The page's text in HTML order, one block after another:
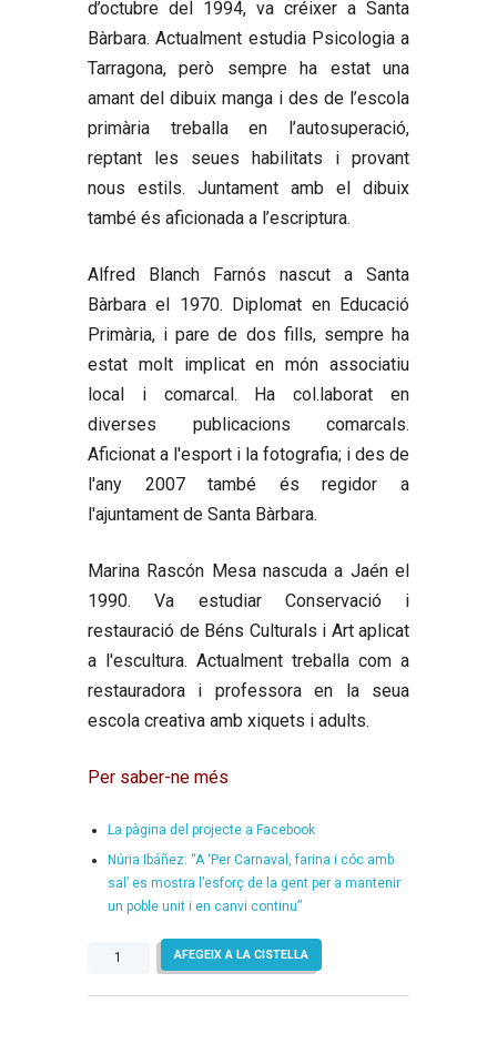
d’octubre del 1994, va créixer a Santa
Bàrbara. Actualment estudia Psicologia a
Tarragona, però sempre ha estat una
amant del dibuix manga i des de l’escola
primària treballa en l’autosuperació,
reptant les seues habilitats i provant
nous estils. Juntament amb el dibuix
també és aficionada a l’escriptura.
Alfred Blanch Farnós nascut a Santa
Bàrbara el 1970. Diplomat en Educació
Primària, i pare de dos fills, sempre ha
estat molt implicat en món associatiu
local i comarcal. Ha col.laborat en
diverses publicacions comarcals.
Aficionat a l'esport i la fotografia; i des de
l'any 2007 també és regidor a
l'ajuntament de Santa Bàrbara.
Marina Rascón Mesanascuda a Jaén el
1990. Va estudiar Conservació i
restauració de Béns Culturals i Art aplicat
a l'escultura. Actualment treballa com a
restauradora i professora en la seua
escola creativa amb xiquets i adults.
Per saber-ne més
La pàgina del projecte a Facebook
Núria Ibáñez: “A ‘Per Carnaval, farina i cóc amb
sal’ es mostra l’esforç de la gent per a mantenir
un poble unit i en canvi continu”
quantitat
Per
AFEGEIX A LA CISTELLA